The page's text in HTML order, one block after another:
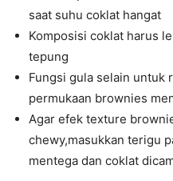
saat suhu coklat hangat
Komposisi coklat harus
tepung
Fungsi gula selain untuk
permukaan brownies
Agar efek texture
chewy,masukkan terigu
mentega dan coklat